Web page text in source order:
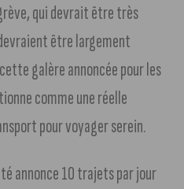
qui devrait être très
être largement
galère annoncée pour les
comme une réelle
pour voyager serein.
annonce 10 trajets par jour